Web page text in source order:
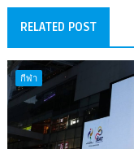
RELATED POST
กีฬา